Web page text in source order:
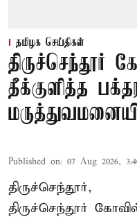
தமிழக செய்திகள்
திருச்செந்தூர்
தீக்குளித்த
Published on: 07 Aug 2026,
திருச்செந்தூர்,
திருச்செந்தூர்